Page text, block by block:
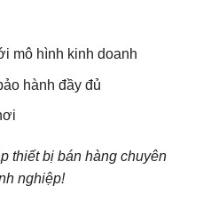
mô hình kinh doanh
hành đầy đủ
thiết bị bán hàng chuyên
nghiệp!